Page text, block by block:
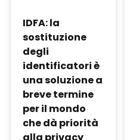
IDFA: la
sostituzione
degli
identificatori è
una soluzione a
breve termine
per il mondo
che dà priorità
alla privacy